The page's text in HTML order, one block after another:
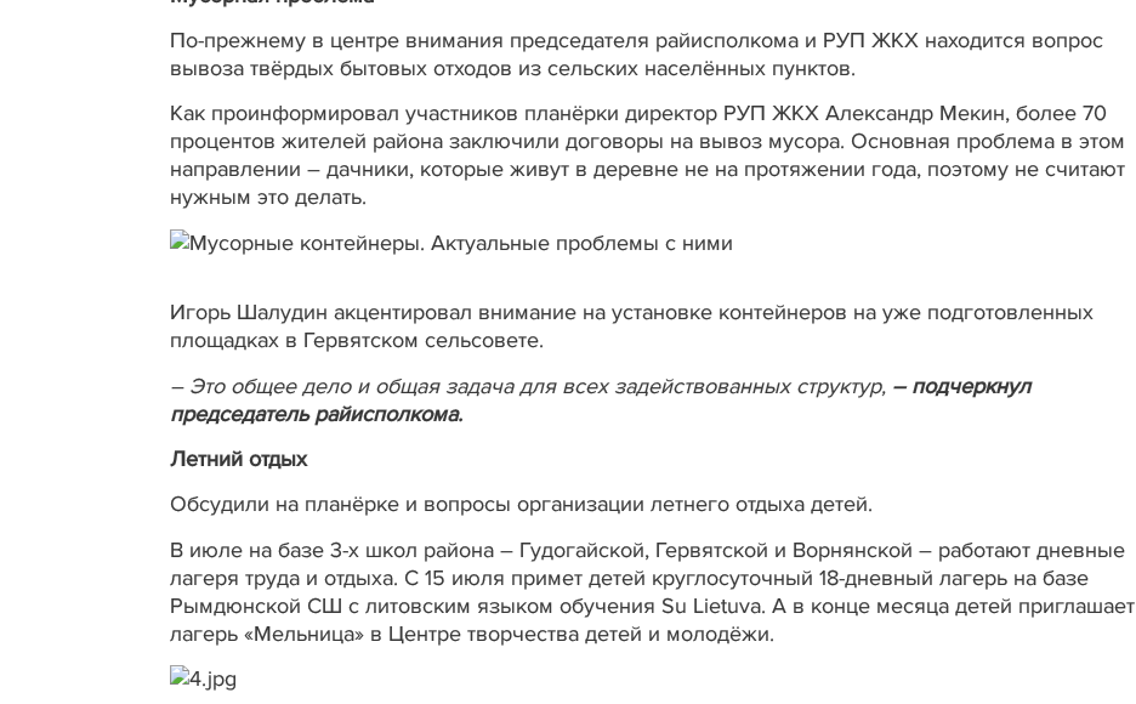
По-прежнему в центре внимания председателя райисполкома и РУП ЖКХ находится вопрос
вывоза твёрдых бытовых отходов из сельских населённых пунктов.
Как проинформировал участников планёрки директор РУП ЖКХ Александр Мекин, более 70
процентов жителей района заключили договоры на вывоз мусора. Основная проблема в этом
направлении – дачники, которые живут в деревне не на протяжении года, поэтому не считают
нужным это делать.
Игорь Шалудин акцентировал внимание на установке контейнеров на уже подготовленных
площадках в Гервятском сельсовете.
– Это общее дело и общая задача для всех задействованных структур, –подчеркнул
председатель райисполкома.
Летний отдых
Обсудили на планёрке и вопросы организации летнего отдыха детей.
В июле на базе 3-х школ района – Гудогайской, Гервятской и Ворнянской – работают дневные
лагеря труда и отдыха. С 15 июля примет детей круглосуточный 18-дневный лагерь на базе
Рымдюнской СШ с литовским языком обучения Su Lietuva. А в конце месяца детей приглашает
лагерь «Мельница» в Центре творчества детей и молодёжи.